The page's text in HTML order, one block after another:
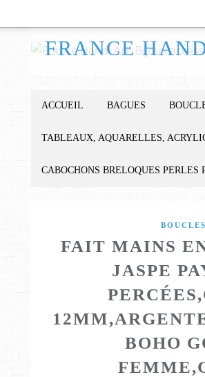
ACCUEIL BAGUES
TABLEAUX, AQUARELLES,
CABOCHONS BRELOQUES PERLES
FAIT MAINS
JASPE
BOHO